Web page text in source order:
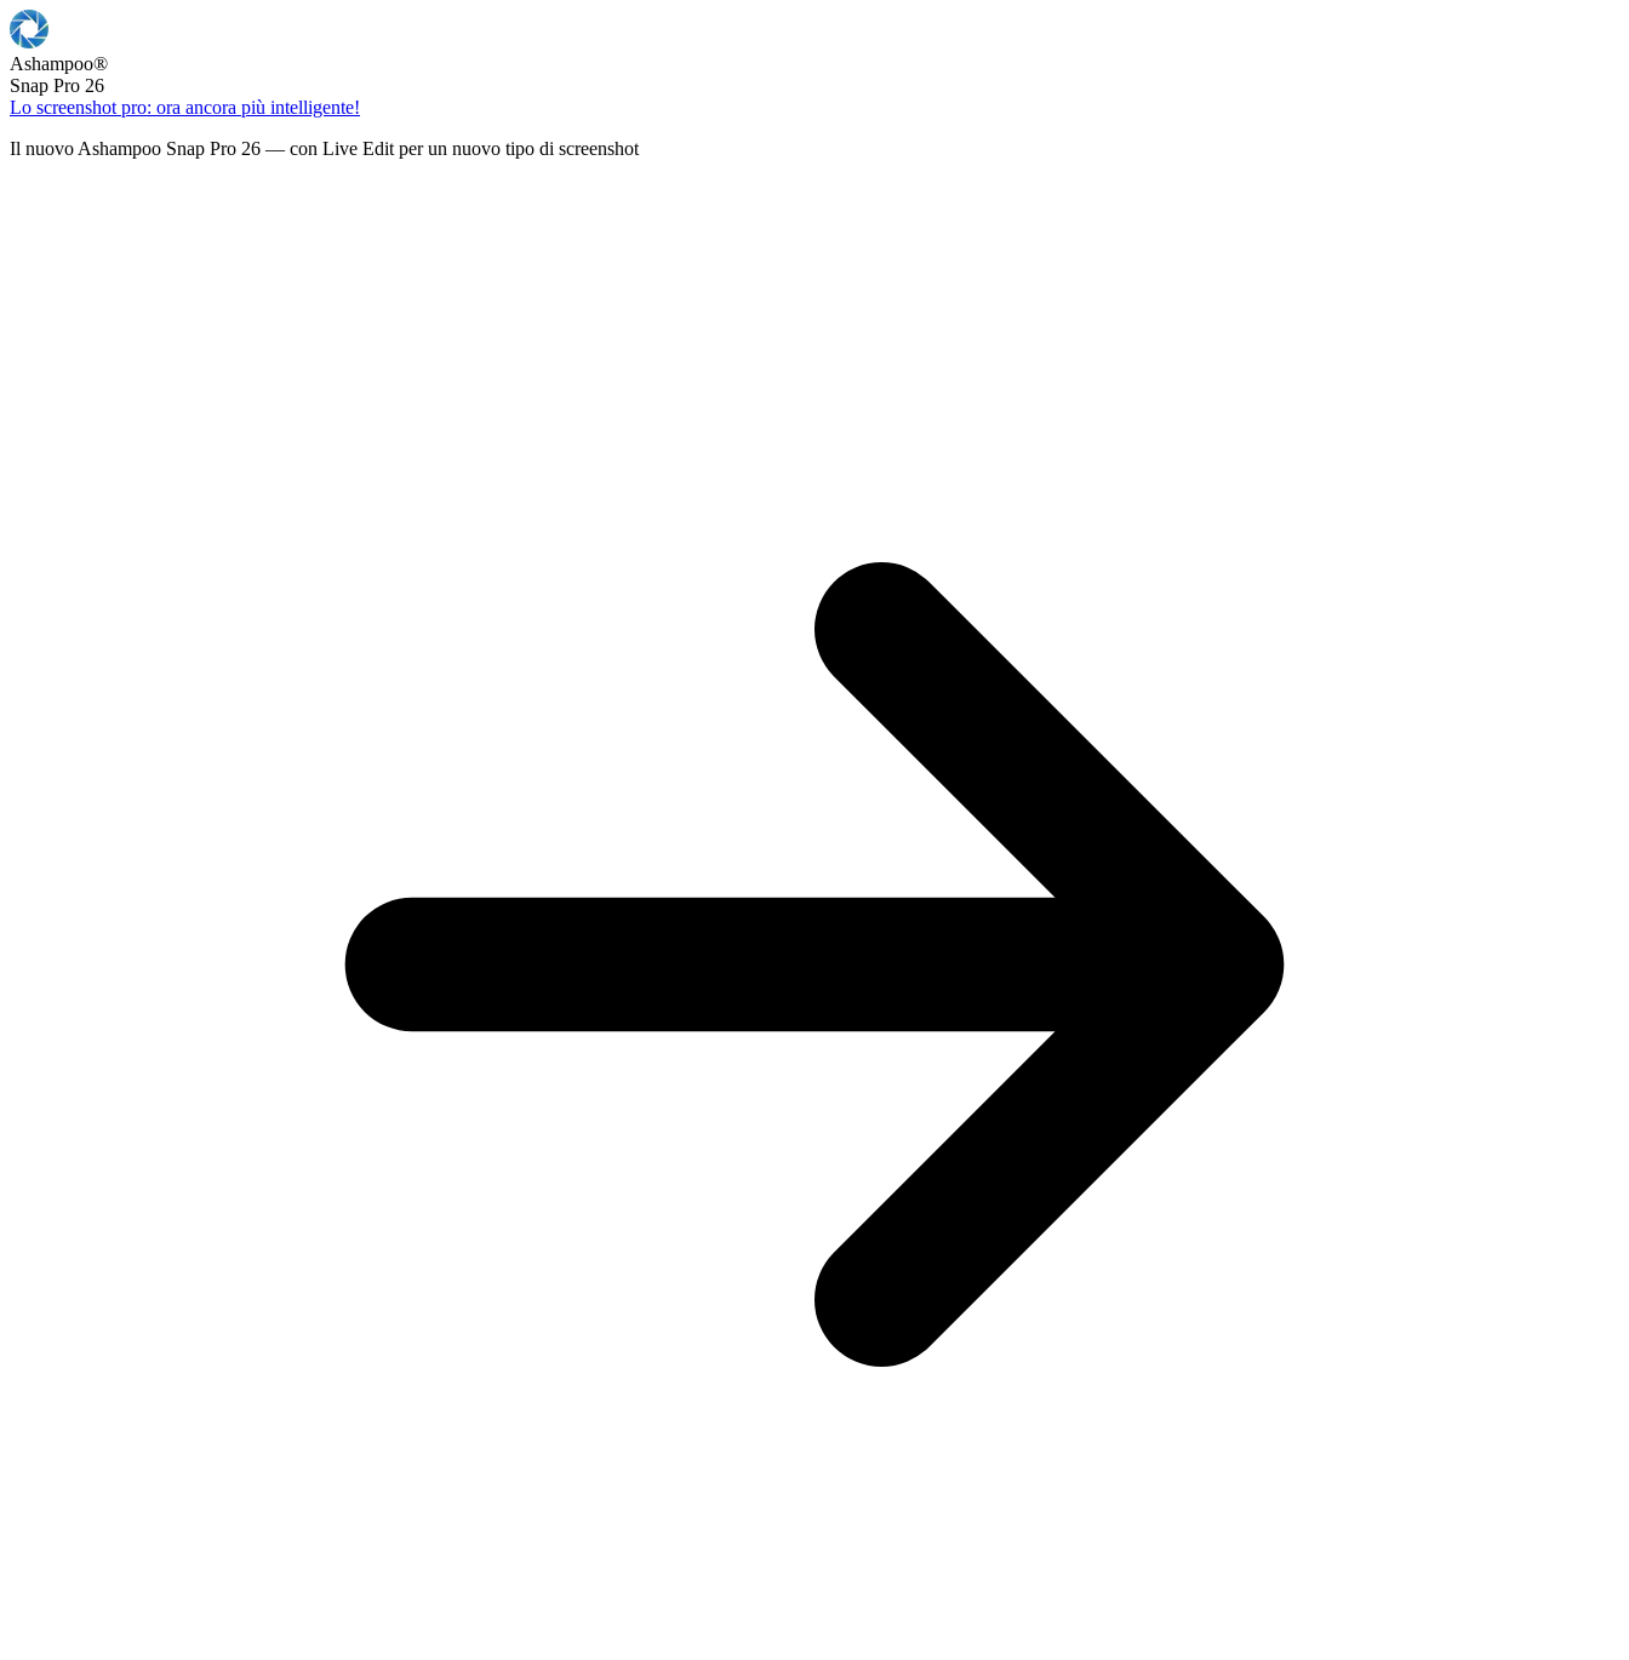
Ashampoo®
Snap Pro 26
Lo screenshot pro: ora ancora più intelligente!
Il nuovo Ashampoo Snap Pro 26 — con Live Edit per un nuovo tipo di screenshot